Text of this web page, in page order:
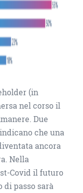
(in
nel corso il
Due
che una
ancora
Nella
Covid il futuro
di passo sarà